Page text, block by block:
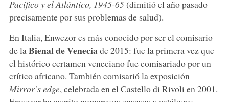
Pacífico y el Atlántico, 1945-65(dimitió el año pasado
precisamente por sus problemas de salud).
En Italia, Enwezor es más conocido por ser el comisario
de la Bienal de Veneciade 2015: fue la primera vez que
el histórico certamen veneciano fue comisariado por un
crítico africano. También comisarió la exposición
Mirror’s edge, celebrada en el Castello di Rivoli en 2001.